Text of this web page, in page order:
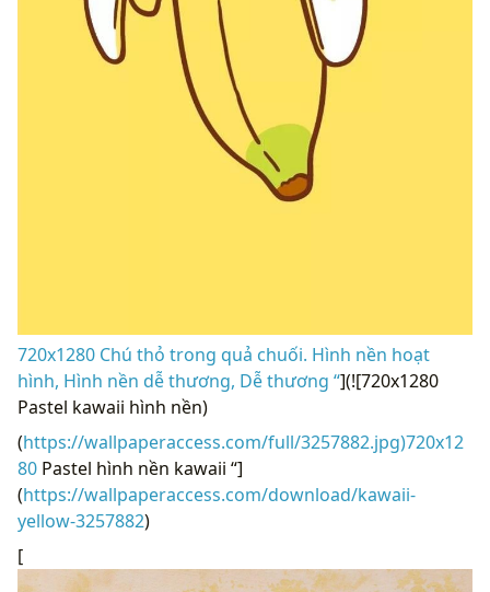
720x1280 Chú thỏ trong quả chuối. Hình nền hoạt
hình, Hình nền dễ thương, Dễ thương “](![720x1280
Pastel kawaii hình nền)
(https://wallpaperaccess.com/full/3257882.jpg)720x12
80 Pastel hình nền kawaii “]
(https://wallpaperaccess.com/download/kawaii-
yellow-3257882)
[